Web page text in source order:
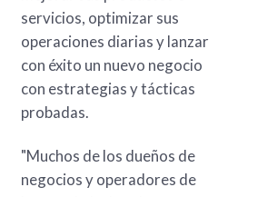
servicios, optimizar sus
operaciones diarias y lanzar
con éxito un nuevo negocio
con estrategias y tácticas
probadas.
"Muchos de los dueños de
negocios y operadores de